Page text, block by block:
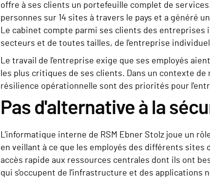
offre à ses clients un portefeuille complet de
personnes sur 14 sites à travers le pays et a généré
Le cabinet compte parmi ses clients des
secteurs et de toutes tailles, de l'entreprise
Le travail de l'entreprise exige que ses employés
les plus critiques de ses clients. Dans un contexte
résilience opérationnelle sont des priorités pour
Pas d'alternative à la
L'informatique interne de RSM Ebner Stolz joue un
en veillant à ce que les employés des différents
accès rapide aux ressources centrales dont ils ont
qui s'occupent de l'infrastructure et des applications